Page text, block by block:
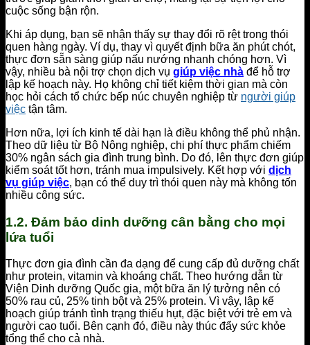
cuộc sống bận rộn.
Khi áp dụng, bạn sẽ nhận thấy sự thay đổi rõ rệt trong thói
quen hàng ngày. Ví dụ, thay vì quyết định bữa ăn phút chót,
thực đơn sẵn sàng giúp nấu nướng nhanh chóng hơn. Vì
vậy, nhiều bà nội trợ chọn dịch vụ giúp việc nhà để hỗ trợ
lập kế hoạch này. Họ không chỉ tiết kiệm thời gian mà còn
học hỏi cách tổ chức bếp núc chuyên nghiệp từ người giúp
việc tận tâm.
Hơn nữa, lợi ích kinh tế dài hạn là điều không thể phủ nhận.
Theo dữ liệu từ Bộ Nông nghiệp, chi phí thực phẩm chiếm
30% ngân sách gia đình trung bình. Do đó, lên thực đơn giúp
kiểm soát tốt hơn, tránh mua impulsively. Kết hợp với dịch
vụ giúp việc, bạn có thể duy trì thói quen này mà không tốn
nhiều công sức.
1.2. Đảm bảo dinh dưỡng cân bằng cho mọi
lứa tuổi
Thực đơn gia đình cần đa dạng để cung cấp đủ dưỡng chất
như protein, vitamin và khoáng chất. Theo hướng dẫn từ
Viện Dinh dưỡng Quốc gia, một bữa ăn lý tưởng nên có
50% rau củ, 25% tinh bột và 25% protein. Vì vậy, lập kế
hoạch giúp tránh tình trạng thiếu hụt, đặc biệt với trẻ em và
người cao tuổi. Bên cạnh đó, điều này thúc đẩy sức khỏe
tổng thể cho cả nhà.